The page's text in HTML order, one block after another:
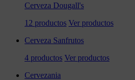
Cerveza Dougall's
12 productos Ver productos
Cerveza Sanfrutos
4 productos Ver productos
Cervezania